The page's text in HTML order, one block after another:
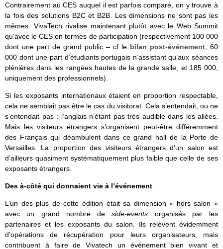
Contrairement au CES auquel il est parfois comparé, on y trouve à
la fois des solutions B2C et B2B. Les dimensions ne sont pas les
mêmes. VivaTech rivalise maintenant plutôt avec le Web Summit
qu’avec le CES en termes de participation (respectivement 100 000
dont une part de grand public – cf le bilan post-événement , 60
000 dont une part d’étudiants portugais n’assistant qu’aux séances
plénières dans les rangées hautes de la grande salle, et 185 000,
uniquement des professionnels).
Si les exposants internationaux étaient en proportion respectable,
cela ne semblait pas être le cas du visitorat. Cela s’entendait, ou ne
s’entendait pas : l’anglais n’étant pas très audible dans les allées.
Mais les visiteurs étrangers s’organisent peut-être différemment
des Français qui déambulent dans ce grand hall de la Porte de
Versailles. La proportion des visiteurs étrangers d’un salon est
d’ailleurs quasiment systématiquement plus faible que celle de ses
exposants étrangers.
Des à-côté qui donnaient vie à l’événement
L’un des plus de cette édition était sa dimension « hors salon »
avec un grand nombre deside-events organisés par les
partenaires et les exposants du salon. Ils relèvent évidemment
d’opérations de récupération pour leurs organisateurs, mais
contribuent à faire de Vivatech un événement bien vivant et